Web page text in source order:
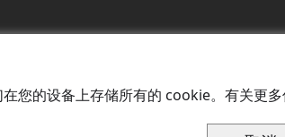
您的设备上存储所有的 cookie。有关更